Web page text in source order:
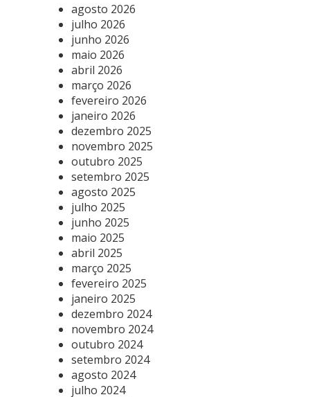
agosto 2026
julho 2026
junho 2026
maio 2026
abril 2026
março 2026
fevereiro 2026
janeiro 2026
dezembro 2025
novembro 2025
outubro 2025
setembro 2025
agosto 2025
julho 2025
junho 2025
maio 2025
abril 2025
março 2025
fevereiro 2025
janeiro 2025
dezembro 2024
novembro 2024
outubro 2024
setembro 2024
agosto 2024
julho 2024